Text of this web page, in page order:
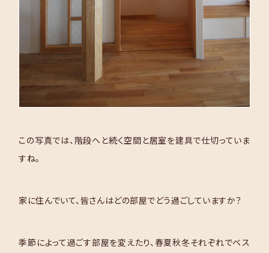
この写真では、階段へと続く空間と居室を建具で仕切っていま
すね。
家に住んでいて、皆さんはどの部屋でどう過ごしていますか？
季節によって過ごす部屋を変えたり、春夏秋冬それぞれでベス